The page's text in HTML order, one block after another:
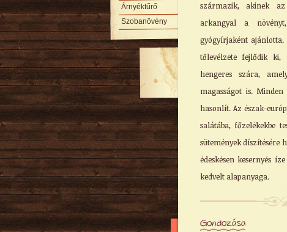
származik, akinek
arkangyal a
gyógyírjaként ajánlotta.
tőlevélzete fejlődik ki,
hengeres szára,
magasságot is.
hasonlít. Az észak-
salátába, főzelékekbe
sütemények díszítésére
édeskésen kesernyés
kedvelt alapanyaga.
Gondozása
Árnyéktűrő
Szobanövény